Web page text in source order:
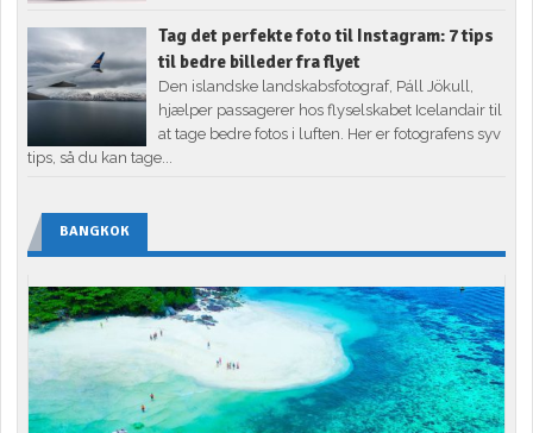
Tag det perfekte foto til Instagram: 7 tips
til bedre billeder fra flyet
Den islandske landskabsfotograf, Páll Jökull,
hjælper passagerer hos flyselskabet Icelandair til
at tage bedre fotos i luften. Her er fotografens syv
tips, så du kan tage...
BANGKOK